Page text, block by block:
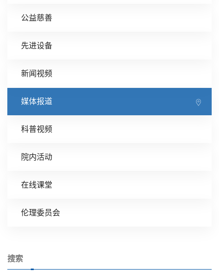
公益慈善
先进设备
新闻视频
媒体报道
科普视频
院内活动
在线课堂
伦理委员会
搜索